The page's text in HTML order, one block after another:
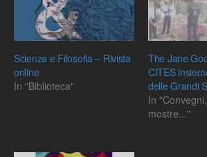
Scienza e Filosofia – Rivista
online
In "Biblioteca"
The Jane
CITES
delle Grandi
In
mostre..."